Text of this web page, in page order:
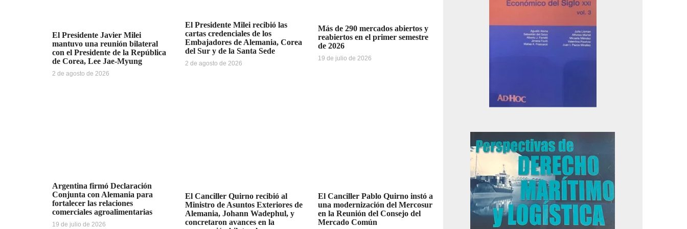
El Presidente Javier Milei
mantuvo una reunión bilateral
con el Presidente de la República
de Corea, Lee Jae-Myung
2 de agosto de 2026
El Presidente Milei recibió las
cartas credenciales de los
Embajadores de Alemania, Corea
del Sur y de la Santa Sede
2 de agosto de 2026
Más de 290 mercados abiertos y
reabiertos en el primer semestre
de 2026
19 de julio de 2026
Argentina firmó Declaración
Conjunta con Alemania para
fortalecer las relaciones
comerciales agroalimentarias
19 de julio de 2026
El Canciller Quirno recibió al
Ministro de Asuntos Exteriores de
Alemania, Johann Wadephul, y
concretaron avances en la
El Canciller Pablo Quirno instó a
una modernización del Mercosur
en la Reunión del Consejo del
Mercado Común